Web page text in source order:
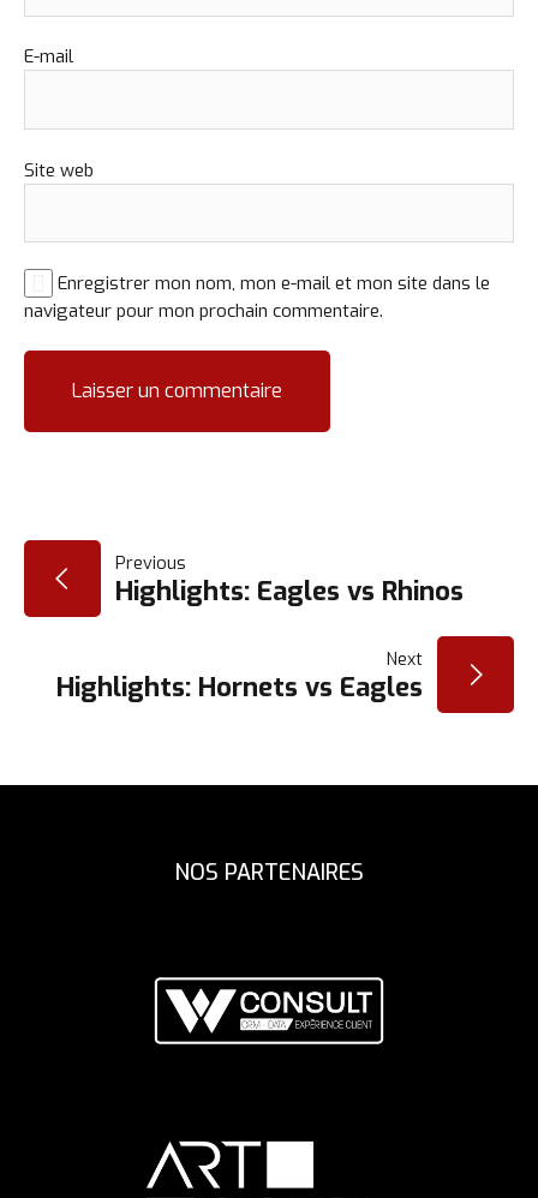
E-mail
Site web
Enregistrer mon nom, mon e-mail et mon site dans le
navigateur pour mon prochain commentaire.
NAVIGATION
DE
L’ARTICLE
Previous
Highlights: Eagles vs Rhinos
Next
Highlights: Hornets vs Eagles
NOS PARTENAIRES